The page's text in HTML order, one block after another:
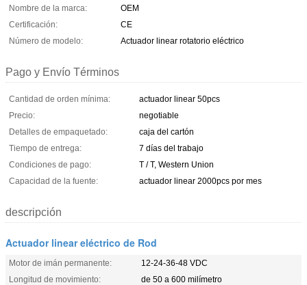
Nombre de la marca:
OEM
Certificación:
CE
Número de modelo:
Actuador linear rotatorio eléctrico
Pago y Envío Términos
Cantidad de orden mínima:
actuador linear 50pcs
Precio:
negotiable
Detalles de empaquetado:
caja del cartón
Tiempo de entrega:
7 días del trabajo
Condiciones de pago:
T / T, Western Union
Capacidad de la fuente:
actuador linear 2000pcs por mes
descripción
Actuador linear eléctrico de Rod
Motor de imán permanente:
12-24-36-48 VDC
Longitud de movimiento:
de 50 a 600 milímetro